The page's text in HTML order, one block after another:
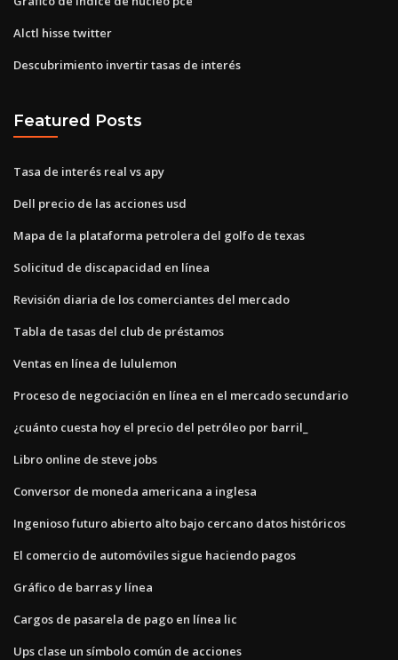
Alctl hisse twitter
Descubrimiento invertir tasas de interés
Featured Posts
Tasa de interés real vs apy
Dell precio de las acciones usd
Mapa de la plataforma petrolera del golfo de texas
Solicitud de discapacidad en línea
Revisión diaria de los comerciantes del mercado
Tabla de tasas del club de préstamos
Ventas en línea de lululemon
Proceso de negociación en línea en el mercado secundario
¿cuánto cuesta hoy el precio del petróleo por barril_
Libro online de steve jobs
Conversor de moneda americana a inglesa
Ingenioso futuro abierto alto bajo cercano datos históricos
El comercio de automóviles sigue haciendo pagos
Gráfico de barras y línea
Cargos de pasarela de pago en línea lic
Ups clase un símbolo común de acciones